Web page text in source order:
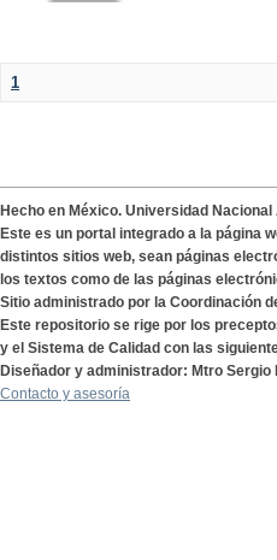
1
Hecho en México. Universidad
Este es un portal integrado a la página
distintos sitios web, sean páginas
los textos como de las páginas
Sitio administrado por la Coordinación
Este repositorio se rige por los
y el Sistema de Calidad con las
Diseñador y administrador: Mtro Sergio
Contacto y asesoría